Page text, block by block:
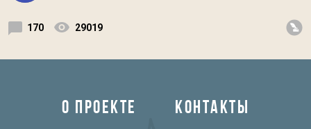
170 29019
О ПРОЕКТЕ КОНТАКТЫ